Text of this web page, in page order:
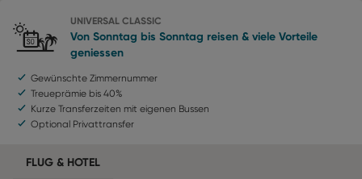
UNIVERSAL CLASSIC
Von Sonntag bis Sonntag reisen & viele Vorteile
geniessen
Gewünschte Zimmernummer
Treueprämie bis 40%
Kurze Transferzeiten mit eigenen Bussen
Optional Privattransfer
FLUG & HOTEL